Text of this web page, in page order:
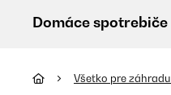
Domáce spotrebiče
Všetko pre záhradu